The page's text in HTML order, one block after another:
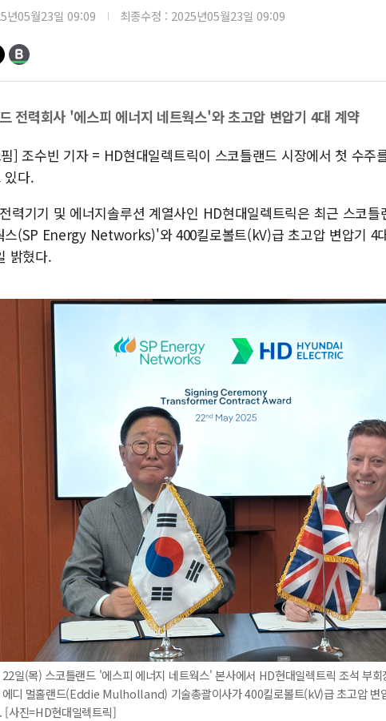
년05월23일 09:09 최종수정 : 2025년05월23일 09:09
전력회사 '에스피 에너지 네트웍스'와 초고압 변압기 4대 계약
] 조수빈 기자 = HD현대일렉트릭이 스코틀랜드 시장에서 첫 수주
있다.
력기기 및 에너지솔루션 계열사인 HD현대일렉트릭은 최근 스코
스(SP Energy Networks)'와 400킬로볼트(kV)급 초고압 변압기 4
밝혔다.
일(목) 스코틀랜드 '에스피 에너지 네트웍스' 본사에서 HD현대일렉트릭 조석 부
에디 멀홀랜드(Eddie Mulholland) 기술총괄이사가 400킬로볼트(kV)급 초고압 변
[사진=HD현대일렉트릭]